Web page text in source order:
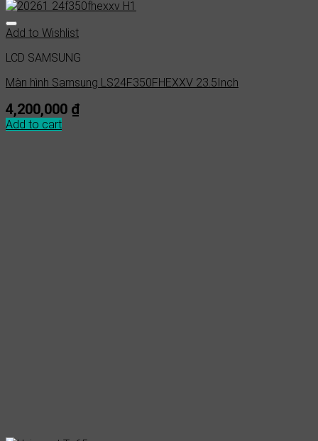
Add to Wishlist
LCD SAMSUNG
Màn hình Samsung LS24F350FHEXXV 23.5Inch
4,200,000 ₫
Add to cart